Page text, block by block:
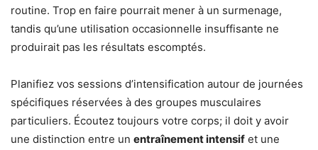
routine. Trop en faire pourrait mener à un surmenage,
tandis qu’une utilisation occasionnelle insuffisante ne
produirait pas les résultats escomptés.
Planifiez vos sessions d’intensification autour de journées
spécifiques réservées à des groupes musculaires
particuliers. Écoutez toujours votre corps; il doit y avoir
une distinction entre un entraînement intensif et une